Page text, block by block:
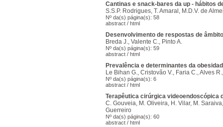
Cantinas e snack-bares da up - hábitos
S.S.P. Rodrigues, T. Amaral, M.D.V. de
Nº da(s) página(s): 58
abstract / html
Desenvolvimento de respostas de
Breda J., Valente C., Pinto A.
Nº da(s) página(s): 59
abstract / html
Prevalência e determinantes da
Le Bihan G., Cristovão V., Faria C., Alves
Nº da(s) página(s): 6
abstract / html
Terapêutica cirúrgica videoendoscópica
C. Gouveia, M. Oliveira, H. Vilar, M.
Guerreiro
Nº da(s) página(s): 60
abstract / html